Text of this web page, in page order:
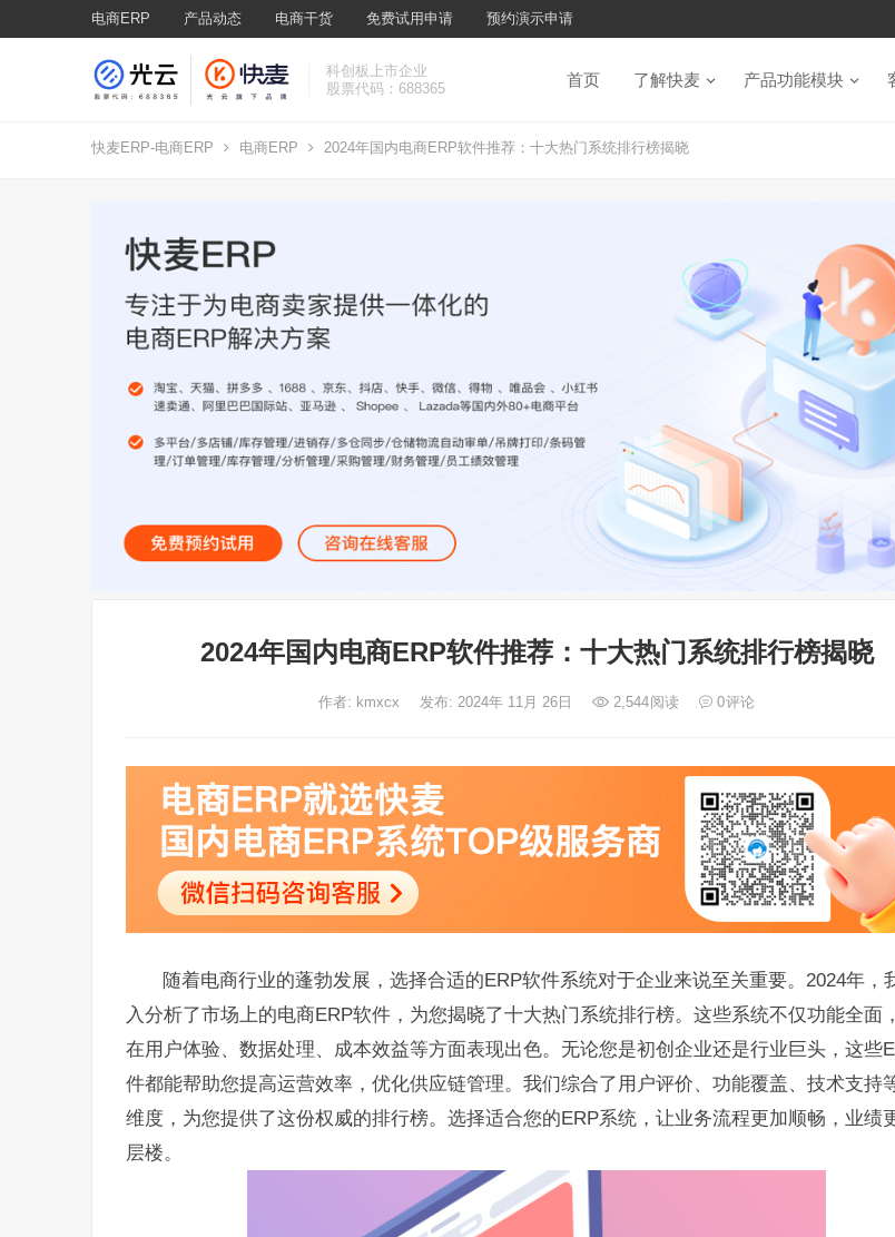
电商ERP 产品动态 电商干货 免费试用申请 预约演示申请
科创板上市企业
股票代码：688365
首页 了解快麦 产品功能模块
快麦ERP-电商ERP 电商ERP 2024年国内电商ERP软件推荐：十大热门系统排行榜揭晓
2024年国内电商ERP软件推荐：十大热门系统排行榜揭晓
作者: kmxcx 发布: 2024年 11月 26日 2,544阅读 0评论
随着电商行业的蓬勃发展，选择合适的ERP软件系统对于企业来说至关重要。2024年，
入分析了市场上的电商ERP软件，为您揭晓了十大热门系统排行榜。这些系统不仅功能全面
在用户体验、数据处理、成本效益等方面表现出色。无论您是初创企业还是行业巨头，这些
件都能帮助您提高运营效率，优化供应链管理。我们综合了用户评价、功能覆盖、技术支持
维度，为您提供了这份权威的排行榜。选择适合您的ERP系统，让业务流程更加顺畅，业绩
层楼。